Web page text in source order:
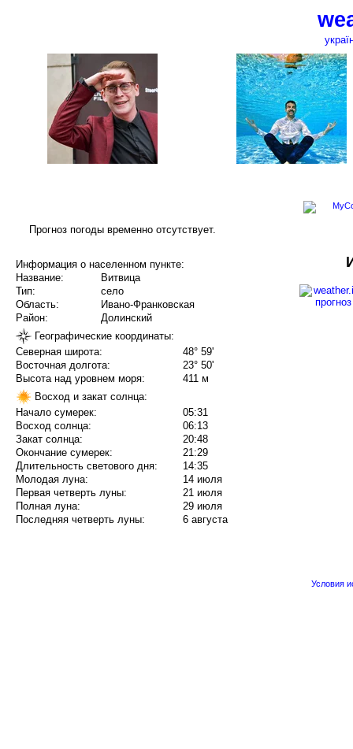
Прогноз погоды временно отсутствует.
Информация о населенном пункте:
Название:
Витвица
Тип:
село
Область:
Ивано-Франковская
Район:
Долинский
Географические координаты:
Северная широта:
48° 59'
Восточная долгота:
23° 50'
Высота над уровнем моря:
411 м
Восход и закат солнца:
Начало сумерек:
05:31
Восход солнца:
06:13
Закат солнца:
20:48
Окончание сумерек:
21:29
Длительность светового дня:
14:35
Молодая луна:
14 июля
Первая четверть луны:
21 июля
Полная луна:
29 июля
Последняя четверть луны:
6 августа
Условия